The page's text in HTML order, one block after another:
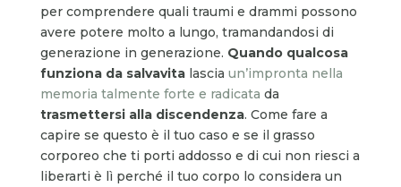
per comprendere quali traumi e drammi possono
avere potere molto a lungo, tramandandosi di
generazione in generazione. Quando qualcosa
funziona da salvavitalascia un’impronta nella
memoria talmente forte e radicata da
trasmettersi alla discendenza. Come fare a
capire se questo è il tuo caso e se il grasso
corporeo che ti porti addosso e di cui non riesci a
liberarti è lì perché il tuo corpo lo considera un